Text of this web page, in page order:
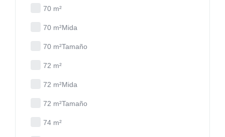
70 m²
70 m²Mida
70 m²Tamaño
72 m²
72 m²Mida
72 m²Tamaño
74 m²